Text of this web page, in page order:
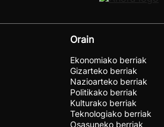
Orain
Ekonomiako berriak
Gizarteko berriak
Nazioarteko berriak
Politikako berriak
Kulturako berriak
Teknologiako berriak
Osasuneko berriak